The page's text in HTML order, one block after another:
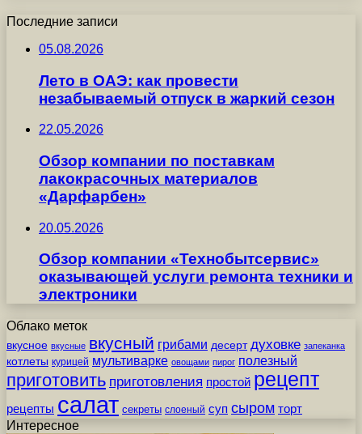
Последние записи
05.08.2026
Лето в ОАЭ: как провести
незабываемый отпуск в жаркий сезон
22.05.2026
Обзор компании по поставкам
лакокрасочных материалов
«Дарфарбен»
20.05.2026
Обзор компании «Технобытсервис»
оказывающей услуги ремонта техники и
электроники
Облако меток
вкусное вкусные вкусный грибами десерт духовке запеканка
котлеты курицей мультиварке овощами пирог полезный
приготовить приготовления простой рецепт
рецепты салат секреты слоеный суп сыром торт
Интересное